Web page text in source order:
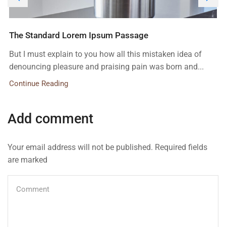
The Standard Lorem Ipsum Passage
But I must explain to you how all this mistaken idea of
denouncing pleasure and praising pain was born and...
Continue Reading
Add comment
Your email address will not be published. Required fields
are marked